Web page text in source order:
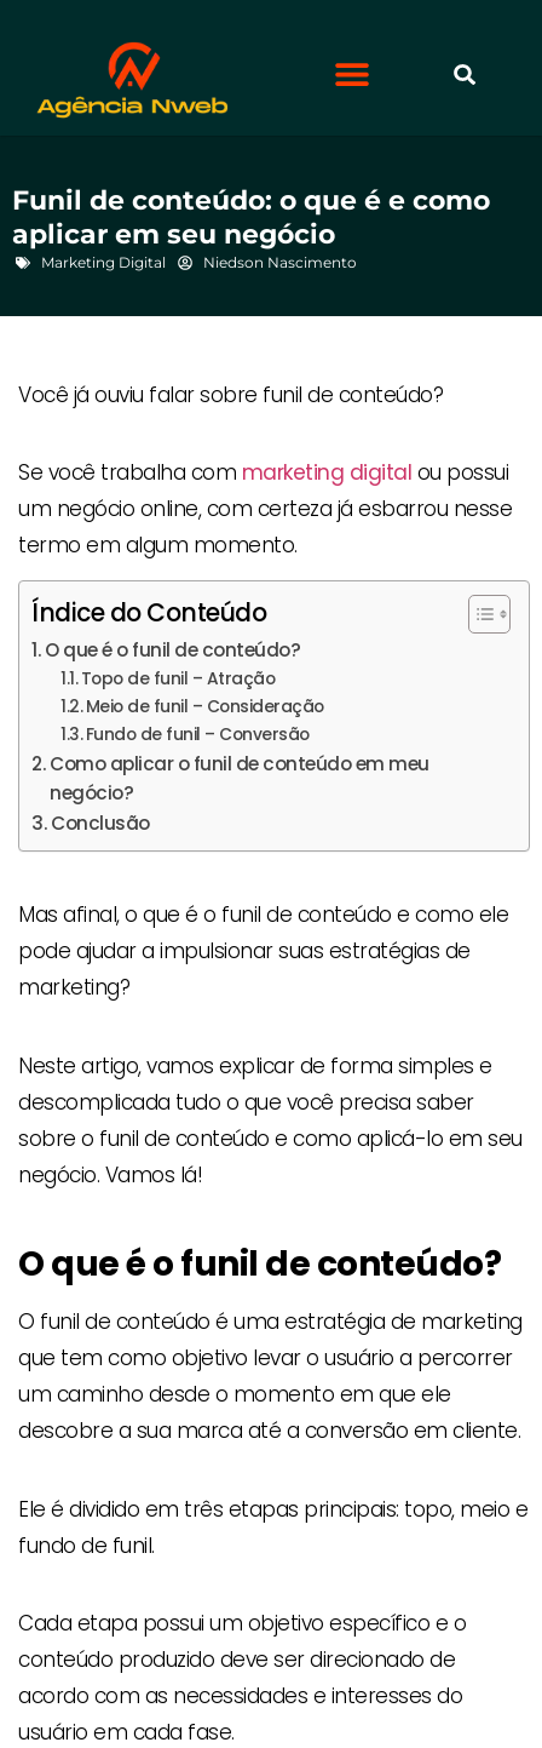
Funil de conteúdo: o que é e como
aplicar em seu negócio
Marketing Digital Niedson Nascimento
Você já ouviu falar sobre funil de conteúdo?
Se você trabalha com marketing digital ou possui
um negócio online, com certeza já esbarrou nesse
termo em algum momento.
Índice do Conteúdo
O que é o funil de conteúdo?
Topo de funil – Atração
Meio de funil – Consideração
Fundo de funil – Conversão
Como aplicar o funil de conteúdo em meu
negócio?
Conclusão
Mas afinal, o que é o funil de conteúdo e como ele
pode ajudar a impulsionar suas estratégias de
marketing?
Neste artigo, vamos explicar de forma simples e
descomplicada tudo o que você precisa saber
sobre o funil de conteúdo e como aplicá-lo em seu
negócio. Vamos lá!
O que é o funil de conteúdo?
O funil de conteúdo é uma estratégia de marketing
que tem como objetivo levar o usuário a percorrer
um caminho desde o momento em que ele
descobre a sua marca até a conversão em cliente.
Ele é dividido em três etapas principais: topo, meio e
fundo de funil.
Cada etapa possui um objetivo específico e o
conteúdo produzido deve ser direcionado de
acordo com as necessidades e interesses do
usuário em cada fase.